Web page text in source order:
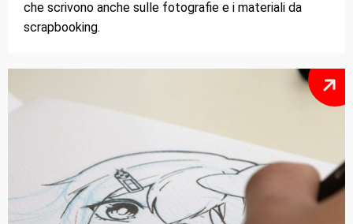
che scrivono anche sulle fotografie e i materiali da
scrapbooking.